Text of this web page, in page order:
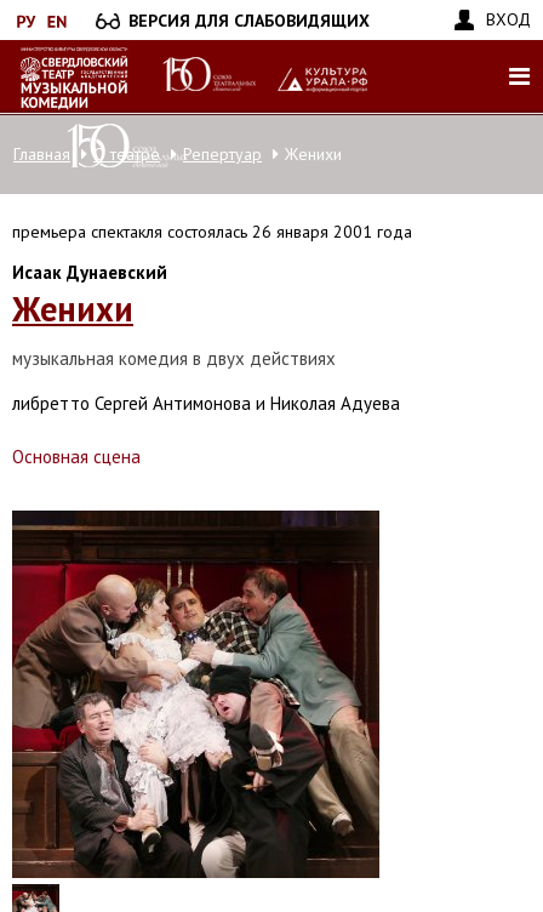
Перейти
к
основному
содержанию
ВЕРСИЯ ДЛЯ СЛАБОВИДЯЩИХ ВХОД
Главная О театре Репертуар Женихи
премьера спектакля состоялась 26 января 2001 года
Исаак Дунаевский
Женихи
музыкальная комедия в двух действиях
либретто Сергей Антимонова и Николая Адуева
Основная сцена